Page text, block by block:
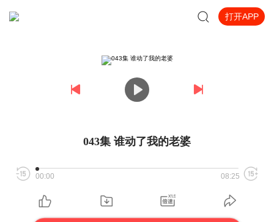
打开APP
043集 谁动了我的老婆
00:00 08:25